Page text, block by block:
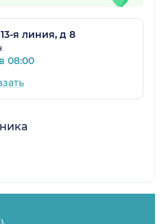
я линия, д 8
08:00